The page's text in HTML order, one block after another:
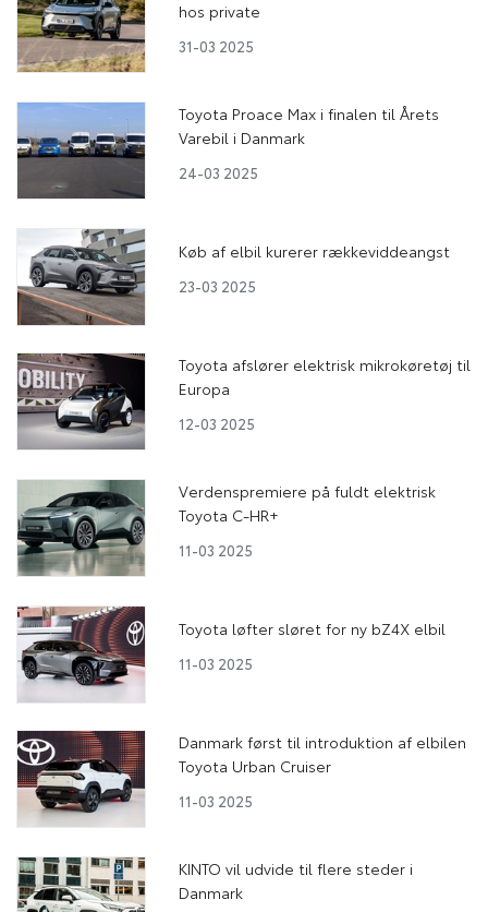
hos private
31-03 2025
Toyota Proace Max i finalen til Årets
Varebil i Danmark
24-03 2025
Køb af elbil kurerer rækkeviddeangst
23-03 2025
Toyota afslører elektrisk mikrokøretøj til
Europa
12-03 2025
Verdenspremiere på fuldt elektrisk
Toyota C-HR+
11-03 2025
Toyota løfter sløret for ny bZ4X elbil
11-03 2025
Danmark først til introduktion af elbilen
Toyota Urban Cruiser
11-03 2025
KINTO vil udvide til flere steder i
Danmark